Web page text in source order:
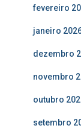
fevereiro
janeiro
dezembro
novembro
outubro
setembro